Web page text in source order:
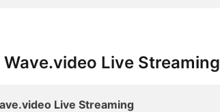
Live Streaming
Live Streaming